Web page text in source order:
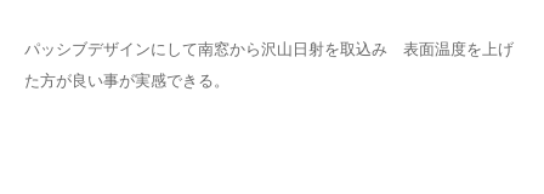
パッシブデザインにして南窓から沢山日射を取込み 表面温度を上げ
た方が良い事が実感できる。